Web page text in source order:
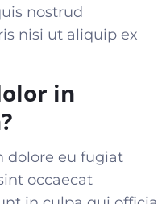
nostrud
nisi ut aliquip ex
in
dolore eu fugiat
occaecat